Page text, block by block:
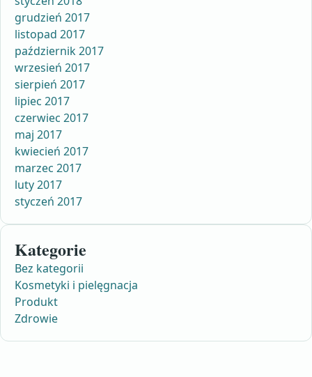
grudzień 2017
listopad 2017
październik 2017
wrzesień 2017
sierpień 2017
lipiec 2017
czerwiec 2017
maj 2017
kwiecień 2017
marzec 2017
luty 2017
styczeń 2017
Kategorie
Bez kategorii
Kosmetyki i pielęgnacja
Produkt
Zdrowie